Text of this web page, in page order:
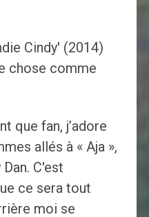
Cindy' (2014)
chose comme
que fan, j’adore
allés à « Aja »,
C'est
ce sera tout
moi se